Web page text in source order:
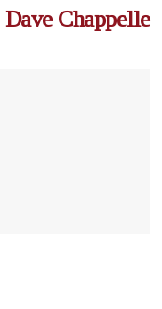
Dave Chappelle